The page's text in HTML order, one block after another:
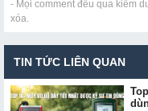
- Mọi comment đều qua kiểm
xóa.
TIN TỨC LIÊN QUAN